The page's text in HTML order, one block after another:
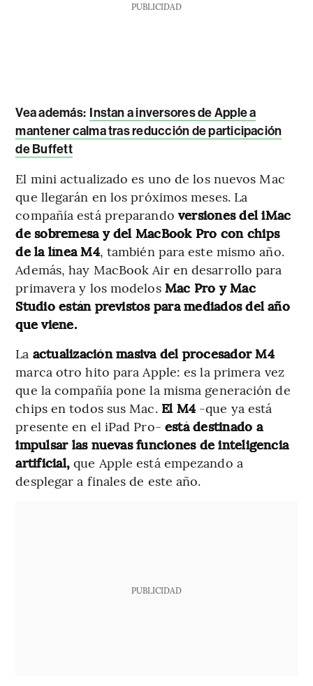
PUBLICIDAD
Vea además: Instan a inversores de Apple a
mantener calma tras reducción de participación
de Buffett
El mini actualizado es uno de los nuevos Mac
que llegarán en los próximos meses. La
compañía está preparando versiones del iMac
de sobremesa y del MacBook Pro con chips
de la línea M4, también para este mismo año.
Además, hay MacBook Air en desarrollo para
primavera y los modelos Mac Pro y Mac
Studio están previstos para mediados del año
que viene.
La actualización masiva del procesador M4
marca otro hito para Apple: es la primera vez
que la compañía pone la misma generación de
chips en todos sus Mac. El M4 -que ya está
presente en el iPad Pro- está destinado a
impulsar las nuevas funciones de inteligencia
artificial,que Apple está empezando a
desplegar a finales de este año.
PUBLICIDAD